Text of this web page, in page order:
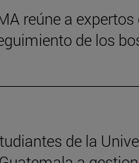
reúne a
de los
de la